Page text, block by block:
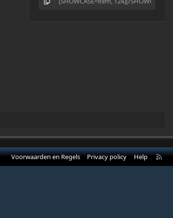
Voorwaarden en Regels Privacy policy Help
R
S